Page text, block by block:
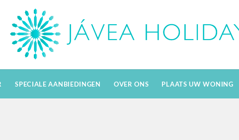
SPECIALE AANBIEDINGEN OVER ONS PLAATS UW WONING